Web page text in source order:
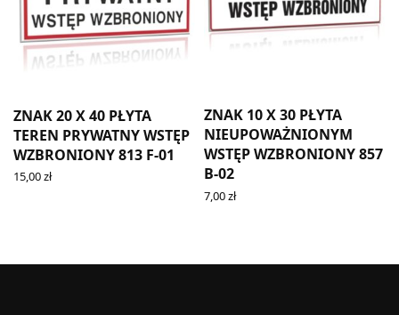
ZNAK 20 X 40 PŁYTA
TEREN PRYWATNY WSTĘP
WZBRONIONY 813 F-01
15,00zł
ZNAK 10 X 30 PŁYTA
NIEUPOWAŻNIONYM
WSTĘP WZBRONIONY 857
B-02
7,00zł